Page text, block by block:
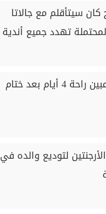
سيتأقلم مع جالاتا
تهدد جميع أندية
بيراميدز يمنح اللاعبين راحة 4 أيام بعد ختام
لتوديع والده في